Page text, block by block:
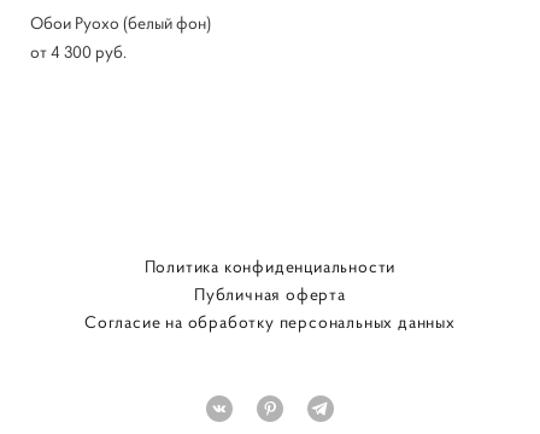
Обои Руохо (белый фон)
от 4 300 pуб.
Политика конфиденциальности
Публичная оферта
Согласие на обработку персональных данных